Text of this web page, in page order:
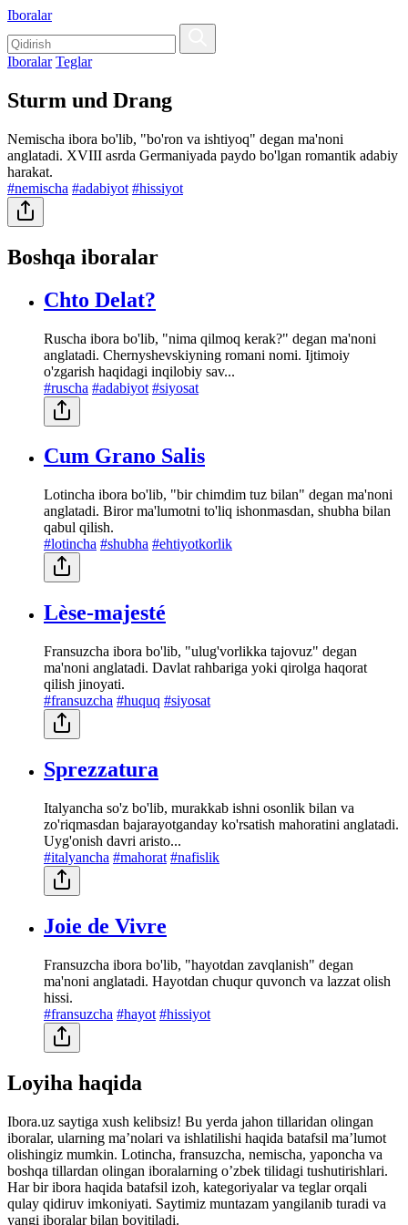
Iboralar
Iboralar Teglar
Sturm und Drang
Nemischa ibora bo'lib, "bo'ron va ishtiyoq" degan ma'noni
anglatadi. XVIII asrda Germaniyada paydo bo'lgan romantik adabiy
harakat.
#nemischa #adabiyot #hissiyot
Boshqa iboralar
Chto Delat?
Ruscha ibora bo'lib, "nima qilmoq kerak?" degan ma'noni
anglatadi. Chernyshevskiyning romani nomi. Ijtimoiy
o'zgarish haqidagi inqilobiy sav...
#ruscha #adabiyot #siyosat
Cum Grano Salis
Lotincha ibora bo'lib, "bir chimdim tuz bilan" degan ma'noni
anglatadi. Biror ma'lumotni to'liq ishonmasdan, shubha bilan
qabul qilish.
#lotincha #shubha #ehtiyotkorlik
Lèse-majesté
Fransuzcha ibora bo'lib, "ulug'vorlikka tajovuz" degan
ma'noni anglatadi. Davlat rahbariga yoki qirolga haqorat
qilish jinoyati.
#fransuzcha #huquq #siyosat
Sprezzatura
Italyancha so'z bo'lib, murakkab ishni osonlik bilan va
zo'riqmasdan bajarayotganday ko'rsatish mahoratini anglatadi.
Uyg'onish davri aristo...
#italyancha #mahorat #nafislik
Joie de Vivre
Fransuzcha ibora bo'lib, "hayotdan zavqlanish" degan
ma'noni anglatadi. Hayotdan chuqur quvonch va lazzat olish
hissi.
#fransuzcha #hayot #hissiyot
Loyiha haqida
Ibora.uz saytiga xush kelibsiz! Bu yerda jahon tillaridan olingan
iboralar, ularning maʼnolari va ishlatilishi haqida batafsil maʼlumot
olishingiz mumkin. Lotincha, fransuzcha, nemischa, yaponcha va
boshqa tillardan olingan iboralarning oʼzbek tilidagi tushutirishlari.
Har bir ibora haqida batafsil izoh, kategoriyalar va teglar orqali
qulay qidiruv imkoniyati. Saytimiz muntazam yangilanib turadi va
yangi iboralar bilan boyitiladi.